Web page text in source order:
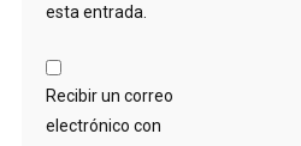
esta entrada.
Recibir un correo
electrónico con